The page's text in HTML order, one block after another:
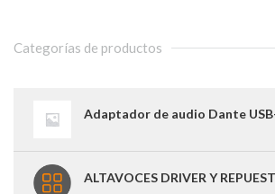
Categorías de productos
Adaptador de audio Dante
ALTAVOCES DRIVER Y